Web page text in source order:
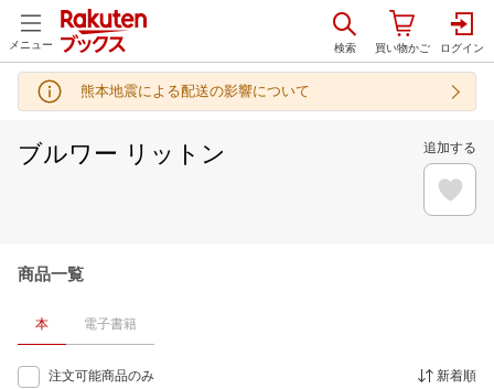
メニュー
熊本地震による配送の影響について
ブルワー リットン 追加する
商品一覧
本 電子書籍
注文可能商品のみ 新着順